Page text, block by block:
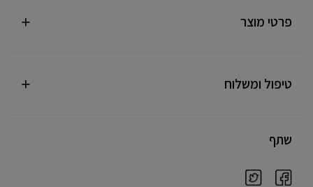
פרטי מוצר
טיפול ומשלוח
שתף